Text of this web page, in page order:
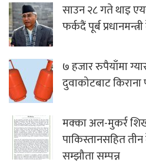
साउन २८ गते थाइ
फर्कदैं पूर्ब
७ हजार रुपैयाँमा
दुवाकोटबाट
मक्का अल-मुकर्र
पाकिस्तानसहित
सम्झौता सम्पन्न